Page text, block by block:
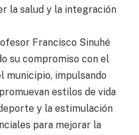
la salud y la integración
Francisco Sinuhé
su compromiso con el
municipio, impulsando
estilos de vida
y la estimulación
para mejorar la